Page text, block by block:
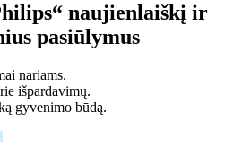
naujienlaiškį ir
pasiūlymus
nariams.
išpardavimų.
gyvenimo būdą.